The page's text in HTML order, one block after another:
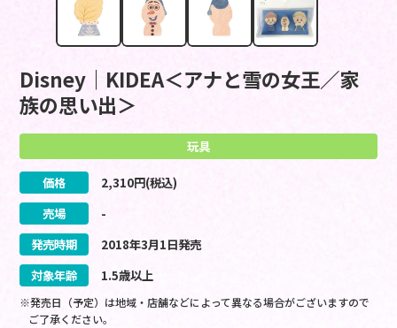
Disney｜KIDEA＜アナと雪の女王／家
族の思い出＞
玩具
価格 2,310円(税込)
売場
-
発売時期
2018年3月1日発売
対象年齢
1.5歳以上
※発売日（予定）は地域・店舗などによって異なる場合がございますので
ご了承ください。